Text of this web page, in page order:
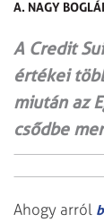
A. NAGY
A Credit
értékei
miután az
csődbe
Ahogy arról